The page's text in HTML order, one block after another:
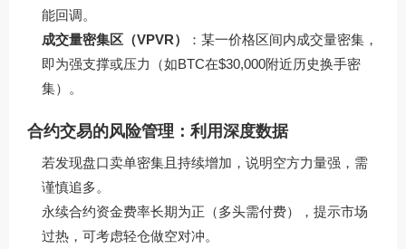
能回调。
成交量密集区（VPVR）
：某一价格区间内成交量密集，
即为强支撑或压力（如BTC在$30,000附近历史换手密
集）。
合约交易的风险管理：利用深度数据
若发现盘口卖单密集且持续增加，说明空方力量强，需
谨慎追多。
永续合约资金费率长期为正（多头需付费），提示市场
过热，可考虑轻仓做空对冲。